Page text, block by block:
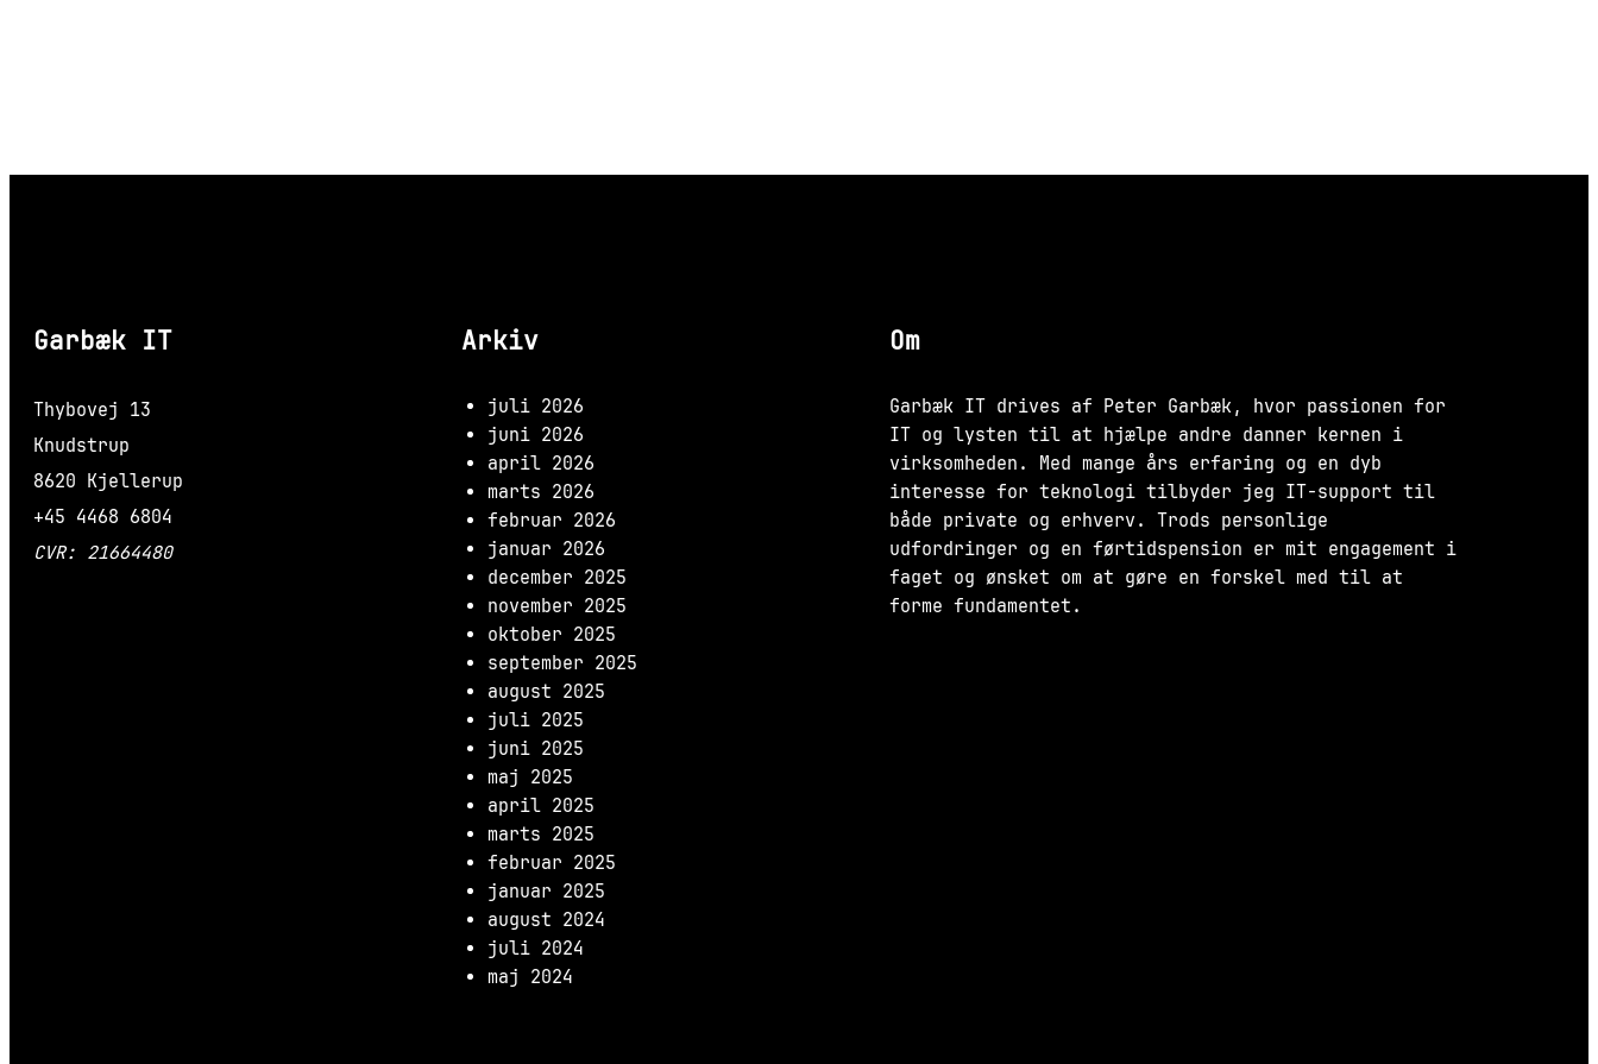
Garbæk IT
Thybovej 13
Knudstrup
8620 Kjellerup
+45 4468 6804
CVR: 21664480
Arkiv
juli 2026
juni 2026
april 2026
marts 2026
februar 2026
januar 2026
december 2025
november 2025
oktober 2025
september 2025
august 2025
juli 2025
juni 2025
maj 2025
april 2025
marts 2025
februar 2025
januar 2025
august 2024
juli 2024
maj 2024
Om
Garbæk IT drives af Peter Garbæk, hvor passionen for
IT og lysten til at hjælpe andre danner kernen i
virksomheden. Med mange års erfaring og en dyb
interesse for teknologi tilbyder jeg IT-support til
både private og erhverv. Trods personlige
udfordringer og en førtidspension er mit engagement i
faget og ønsket om at gøre en forskel med til at
forme fundamentet.